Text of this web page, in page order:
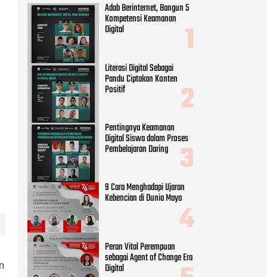
Adab Berinternet, Bangun 5
Kompetensi Keamanan
Digital
Literasi Digital Sebagai
Pandu Ciptakan Konten
Positif
Pentingnya Keamanan
Digital Siswa dalam Proses
Pembelajaran Daring
9 Cara Menghadapi Ujaran
Kebencian di Dunia Maya
Peran Vital Perempuan
sebagai Agent of Change Era
Digital